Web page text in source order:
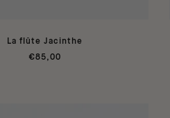
La flûte Jacinthe
€85,00